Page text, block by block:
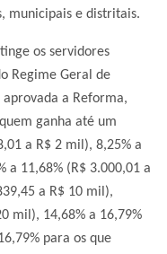
municipais e distritais.
os servidores
Regime Geral de
aprovada a Reforma,
ganha até um
a R$ 2 mil), 8,25% a
a 11,68% (R$ 3.000,01 a
a R$ 10 mil),
mil), 14,68% a 16,79%
para os que